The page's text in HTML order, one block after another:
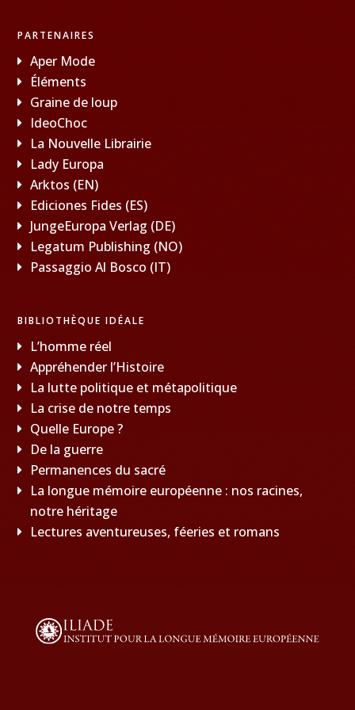
PARTENAIRES
Aper Mode
Éléments
Graine de loup
IdeoChoc
La Nouvelle Librairie
Lady Europa
Arktos (EN)
Ediciones Fides (ES)
JungeEuropa Verlag (DE)
Legatum Publishing (NO)
Passaggio Al Bosco (IT)
BIBLIOTHÈQUE IDÉALE
L’homme réel
Appréhender l’Histoire
La lutte politique et métapolitique
La crise de notre temps
Quelle Europe ?
De la guerre
Permanences du sacré
La longue mémoire européenne : nos racines,
notre héritage
Lectures aventureuses, féeries et romans